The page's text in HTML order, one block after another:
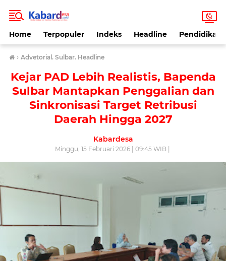
Home Terpopuler Indeks Headline Pendidikan
› Advetorial. Sulbar. Headline
Kejar PAD Lebih Realistis, Bapenda
Sulbar Mantapkan Penggalian dan
Sinkronisasi Target Retribusi
Daerah Hingga 2027
Kabardesa
Minggu, 15 Februari 2026 | 09:45 WIB |